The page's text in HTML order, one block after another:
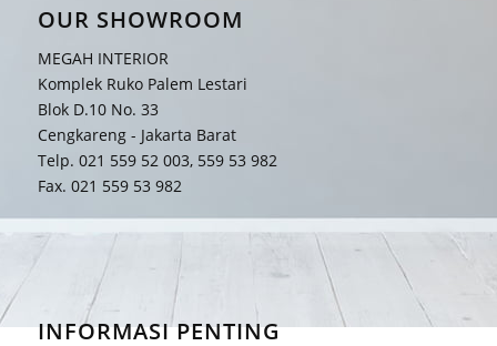
OUR SHOWROOM
MEGAH INTERIOR
Komplek Ruko Palem Lestari
Blok D.10 No. 33
Cengkareng - Jakarta Barat
Telp. 021 559 52 003, 559 53 982
Fax. 021 559 53 982
INFORMASI PENTING